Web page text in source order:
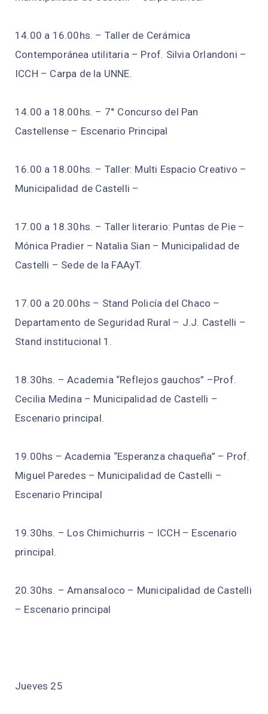
14.00 a 16.00hs. – Taller de Cerámica
Contemporánea utilitaria – Prof. Silvia Orlandoni –
ICCH – Carpa de la UNNE.
14.00 a 18.00hs. – 7° Concurso del Pan
Castellense – Escenario Principal
16.00 a 18.00hs. – Taller: Multi Espacio Creativo –
Municipalidad de Castelli –
17.00 a 18.30hs. – Taller literario: Puntas de Pie –
Mónica Pradier – Natalia Sian – Municipalidad de
Castelli – Sede de la FAAyT.
17.00 a 20.00hs – Stand Policía del Chaco –
Departamento de Seguridad Rural – J.J. Castelli –
Stand institucional 1.
18.30hs. – Academia “Reflejos gauchos” –Prof.
Cecilia Medina – Municipalidad de Castelli –
Escenario principal.
19.00hs – Academia “Esperanza chaqueña” – Prof.
Miguel Paredes – Municipalidad de Castelli –
Escenario Principal
19.30hs. – Los Chimichurris – ICCH – Escenario
principal.
20.30hs. – Amansaloco – Municipalidad de Castelli
– Escenario principal
Jueves 25